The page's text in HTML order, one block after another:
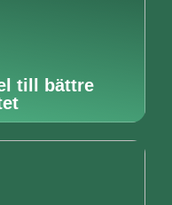
till bättre